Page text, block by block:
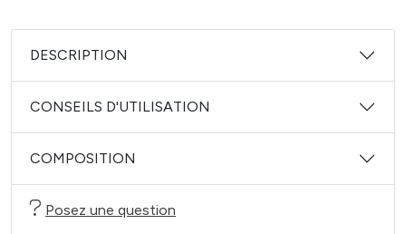
DESCRIPTION
CONSEILS D'UTILISATION
COMPOSITION
Posez une question